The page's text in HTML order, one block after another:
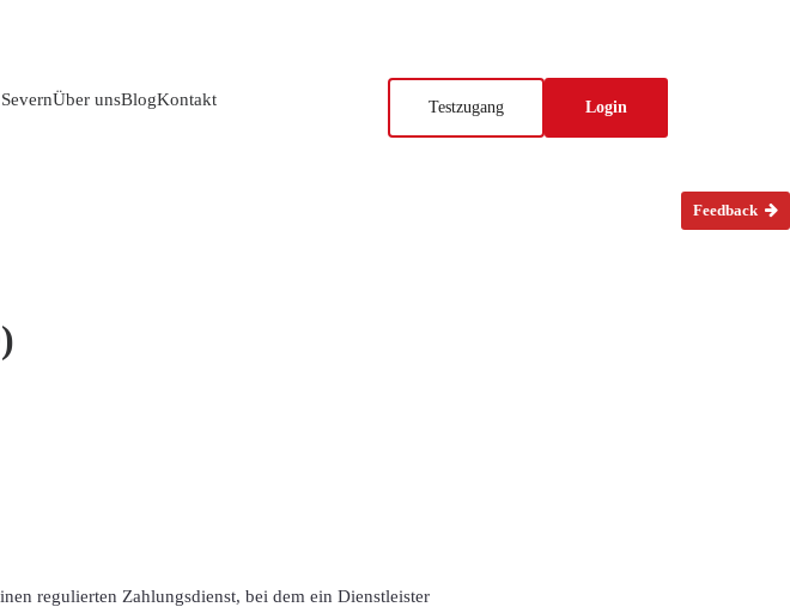
Testzugang Login
Über unsBlogKontakt
Feedback
regulierten Zahlungsdienst, bei dem ein Dienstleister